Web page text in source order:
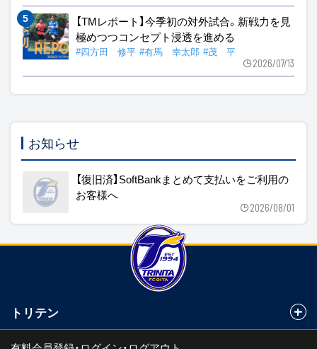
【TMレポート】今季初の対外試合。新戦力を見
極めつつコンセプト浸透を進める
#四方田 修平 #有馬 幸太郎 #茂 平
2026/07/13
お知らせ
【復旧済】SoftBankまとめて支払いをご利用の
お客様へ
2026/08/01
トリテン